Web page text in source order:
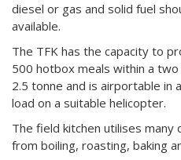
diesel or gas and solid fuel
available.
The TFK has the capacity to
500 hotbox meals within a
2.5 tonne and is airportable in
load on a suitable helicopter.
The field kitchen utilises
from boiling, roasting, baking